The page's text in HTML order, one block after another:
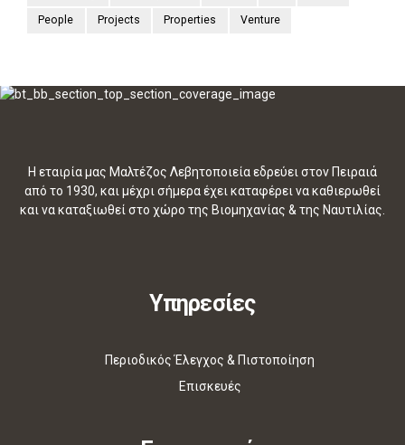
People Projects Properties Venture
Η εταιρία μας Μαλτέζος Λεβητοποιεία εδρεύει στον Πειραιά
από το 1930, και μέχρι σήμερα έχει καταφέρει να καθιερωθεί
και να καταξιωθεί στο χώρο της Βιομηχανίας & της Ναυτιλίας.
Υπηρεσίες
Περιοδικός Έλεγχος & Πιστοποίηση
Επισκευές